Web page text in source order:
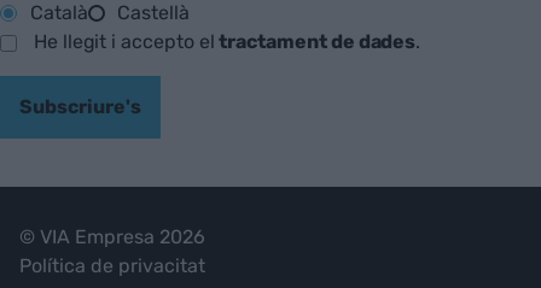
Català
Castellà
He llegit i accepto eltractament de dades.
Subscriure's
© VIA Empresa 2026
Política de privacitat